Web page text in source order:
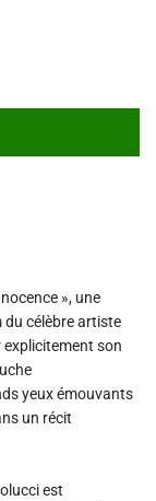
», une
du célèbre artiste
explicitement son
yeux émouvants
un récit
est